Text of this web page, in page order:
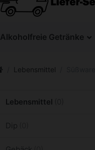
Alkoholfreie Getränke
Lebensmittel
Lebensmittel
Dip